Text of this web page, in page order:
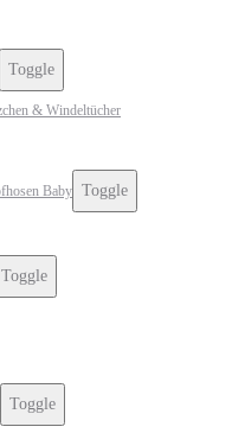
Toggle
& Windeltücher
Baby Toggle
Toggle
Toggle